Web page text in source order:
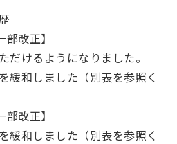
改正】
だけるようになりました。
緩和しました（別表を参照く
改正】
緩和しました（別表を参照く